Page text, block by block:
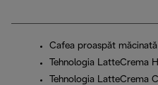
Cafea proaspăt măcinată
Tehnologia LatteCrema
Tehnologia LatteCrema